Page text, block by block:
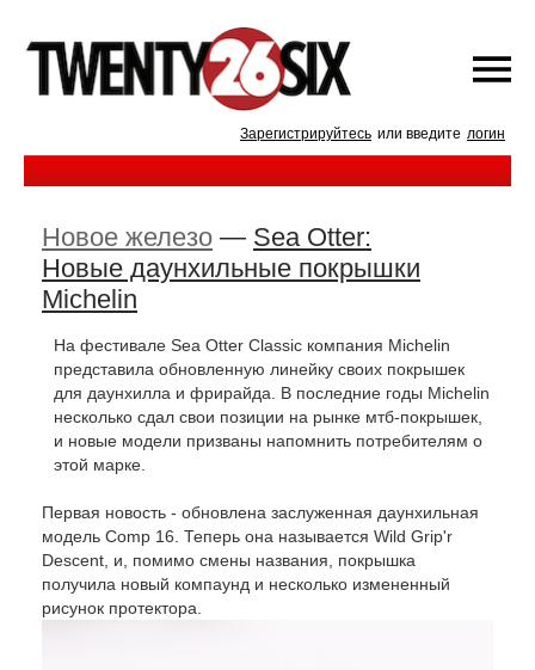
Зарегистрируйтесь или введите логин
Новое железо — Sea Otter:
Новые даунхильные покрышки
Michelin
На фестивале Sea Otter Classic компания Michelin
представила обновленную линейку своих покрышек
для даунхилла и фрирайда. В последние годы Michelin
несколько сдал свои позиции на рынке мтб-покрышек,
и новые модели призваны напомнить потребителям о
этой марке.
Первая новость - обновлена заслуженная даунхильная
модель Comp 16. Теперь она называется Wild Grip'r
Descent, и, помимо смены названия, покрышка
получила новый компаунд и несколько измененный
рисунок протектора.